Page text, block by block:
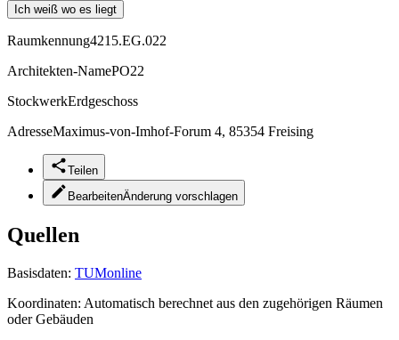
Ich weiß wo es liegt
Raumkennung4215.EG.022
Architekten-NamePO22
StockwerkErdgeschoss
AdresseMaximus-von-Imhof-Forum 4, 85354 Freising
Teilen
BearbeitenÄnderung vorschlagen
Quellen
Basisdaten: TUMonline
Koordinaten: Automatisch berechnet aus den zugehörigen Räumen
oder Gebäuden